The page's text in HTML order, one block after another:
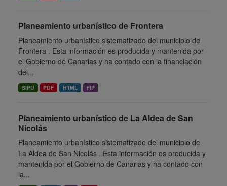
Planeamiento urbanístico de Frontera
Planeamiento urbanístico sistematizado del municipio de
Frontera . Esta información es producida y mantenida por
el Gobierno de Canarias y ha contado con la financiación
del...
SIPU PDF HTML FIP
Planeamiento urbanístico de La Aldea de San
Nicolás
Planeamiento urbanístico sistematizado del municipio de
La Aldea de San Nicolás . Esta información es producida y
mantenida por el Gobierno de Canarias y ha contado con
la...